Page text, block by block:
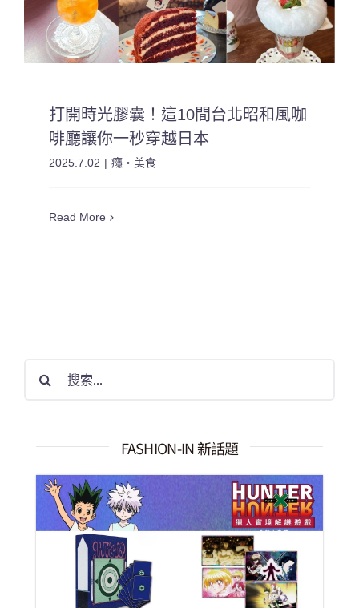
打開時光膠囊！這10間台北昭和風咖
啡廳讓你一秒穿越日本
2025.7.02 | 癮・美食
Read More
果：
FASHION-IN 新話題